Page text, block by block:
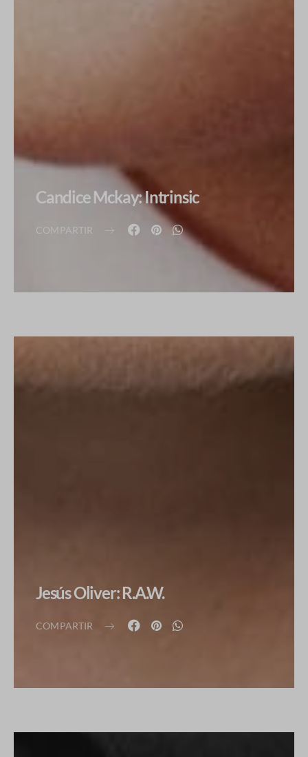
Candice Mckay: Intrinsic
COMPARTIR
Jesús Oliver: R.A.W.
COMPARTIR